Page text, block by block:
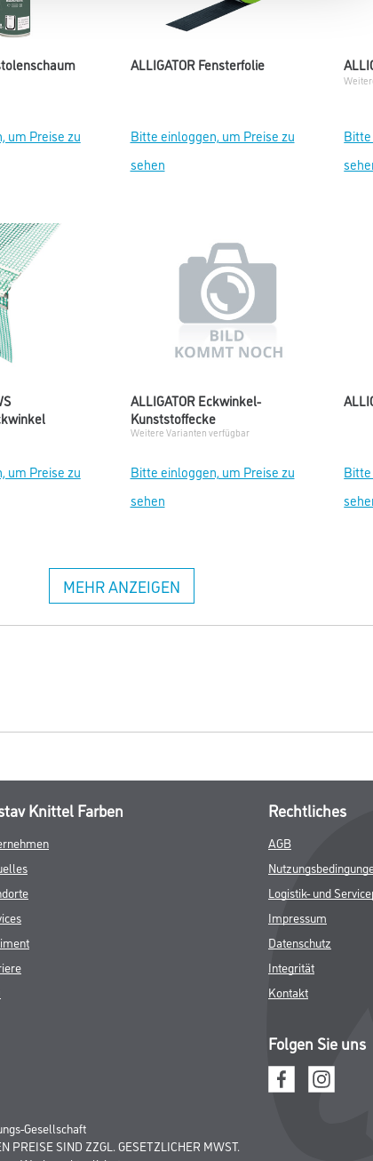
um Preise zu
ALLIGATOR Fensterfolie
Bitte einloggen, um Preise zu
sehen
um Preise zu
ALLIGATOR Eckwinkel-
Kunststoffecke
Weitere Varianten verfügbar
Bitte einloggen, um Preise zu
sehen
MEHR ANZEIGEN
Knittel Farben Rechtliches
AGB
Logistik- und
Impressum
Datenschutz
Integrität
Kontakt
Folgen Sie uns
Gesellschaft
PREISE SIND ZZGL. GESETZLICHER MWST.